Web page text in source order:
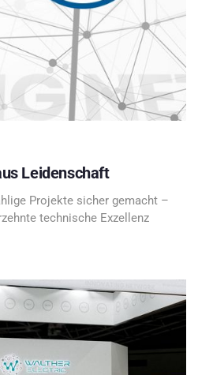
Leidenschaft
Projekte sicher gemacht –
technische Exzellenz